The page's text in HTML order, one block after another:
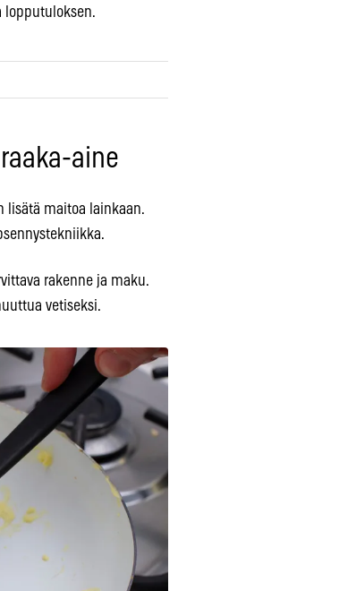
lopputuloksen.
aine
lisätä maitoa lainkaan.
rakenne ja maku.
vetiseksi.